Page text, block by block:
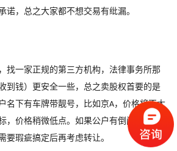
诺，总之大家都不想交易有纰漏。
找一家正规的第三方机构，法律事务所那
到钱）
更安全一些，总之卖股权首要的是
名下有车牌带靓号，比如京A，价格将不太
，价格稍微低点。如果公户有倒闭破产注
要瑕疵搞定后再考虑转让。